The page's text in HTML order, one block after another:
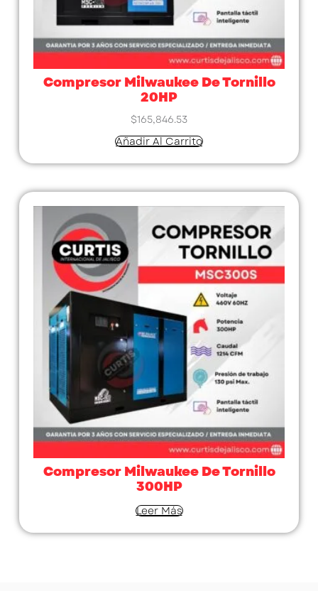
Compresor Milwaukee De Tornillo
20HP
$165,846.53
Añadir Al Carrito
Compresor Milwaukee De Tornillo
300HP
Leer Más